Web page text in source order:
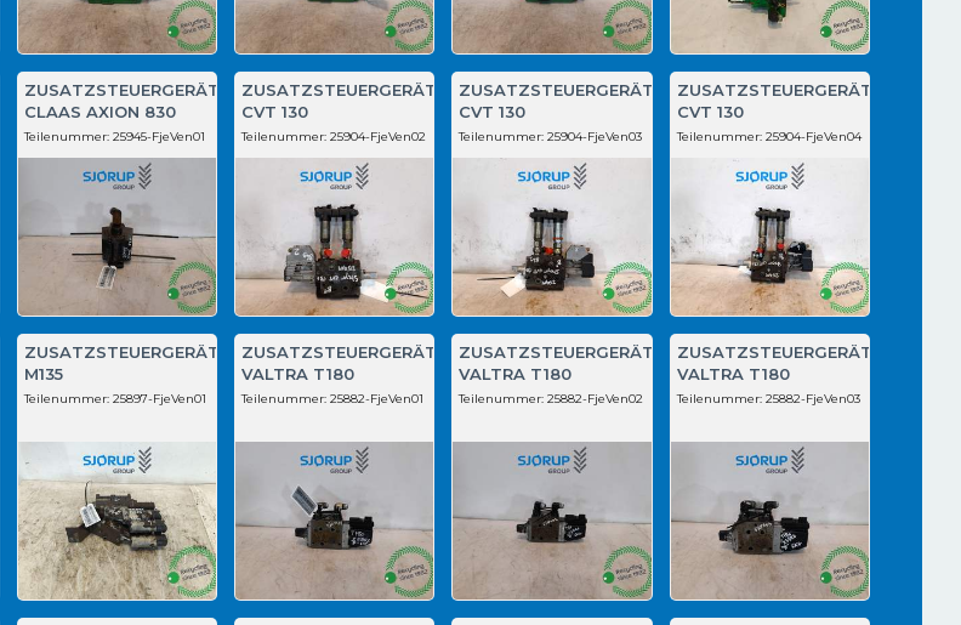
ZUSATZSTEUERGERÄT
CLAAS AXION 830
Teilenummer: 25945-FjeVen01
ZUSATZSTEUERGERÄT
CVT 130
Teilenummer: 25904-FjeVen02
ZUSATZSTEUERGERÄT
CVT 130
Teilenummer: 25904-FjeVen03
ZUSATZSTEUERGERÄT
CVT 130
Teilenummer: 25904-FjeVen04
ZUSATZSTEUERGERÄT
M135
Teilenummer: 25897-FjeVen01
ZUSATZSTEUERGERÄT
VALTRA T180
Teilenummer: 25882-FjeVen01
ZUSATZSTEUERGERÄT
VALTRA T180
Teilenummer: 25882-FjeVen02
ZUSATZSTEUERGERÄT
VALTRA T180
Teilenummer: 25882-FjeVen03